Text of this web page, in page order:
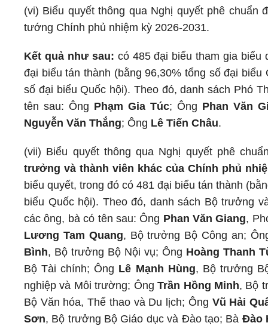
(vi) Biểu quyết thông qua Nghị quyết phê
tướng Chính phủ nhiệm kỳ 2026-2031.
Kết quả như sau: có 485 đại biểu tham gia biểu
đại biểu tán thành (bằng 96,30% tổng số đại
số đại biểu Quốc hội). Theo đó, danh sách Phó
tên sau: Ông Phạm Gia Túc; Ông Phan Văn
Nguyễn Văn Thắng; Ông Lê Tiến Châu.
(vii) Biểu quyết thông qua Nghị quyết phê
trưởng và thành viên khác của Chính phủ
biểu quyết, trong đó có 481 đại biểu tán thành
biểu Quốc hội). Theo đó, danh sách Bộ trưởng
các ông, bà có tên sau: Ông Phan Văn Giang,
Lương Tam Quang, Bộ trưởng Bộ Công an;
Bình, Bộ trưởng Bộ Nội vụ; Ông Hoàng Thanh
Bộ Tài chính; Ông Lê Mạnh Hùng, Bộ trưởng
nghiệp và Môi trường; ÔngTrần Hồng Minh, Bộ
Bộ Văn hóa, Thể thao và Du lịch; Ông Vũ Hải
Sơn, Bộ trưởng Bộ Giáo dục và Đào tạo; Bà Đào